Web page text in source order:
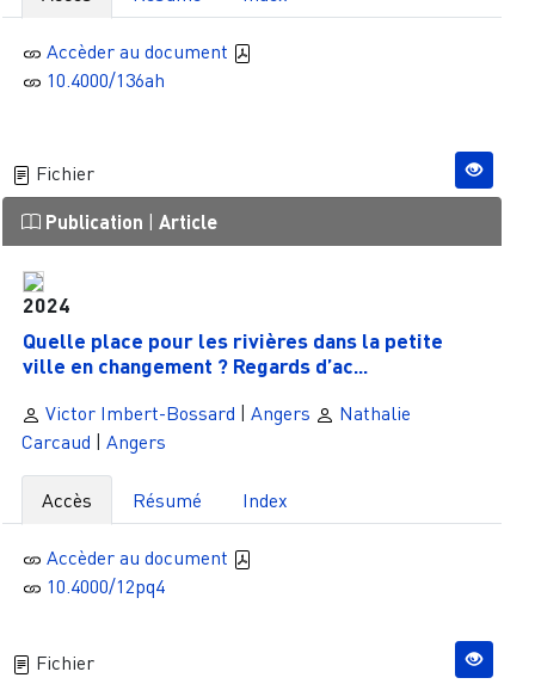
Accèder au document
10.4000/136ah
Fichier
Publication | Article
2024
Quelle place pour les rivières dans la petite
ville en changement ? Regards d’ac...
Victor Imbert-Bossard | Angers
Nathalie
Carcaud | Angers
Accès Résumé Index
Accèder au document
10.4000/12pq4
Fichier